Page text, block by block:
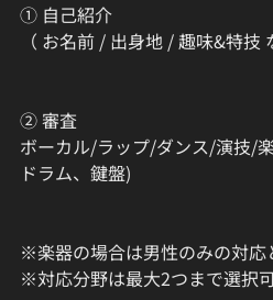
① 自己紹介
（ お名前 / 出身地 / 趣味&特技
② 審査
ボーカル/ラップ/ダンス/演技/
ドラム、鍵盤)
※楽器の場合は男性のみの対応
※対応分野は最大2つまで選択